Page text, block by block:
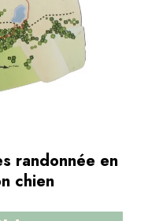
randonnée en
chien